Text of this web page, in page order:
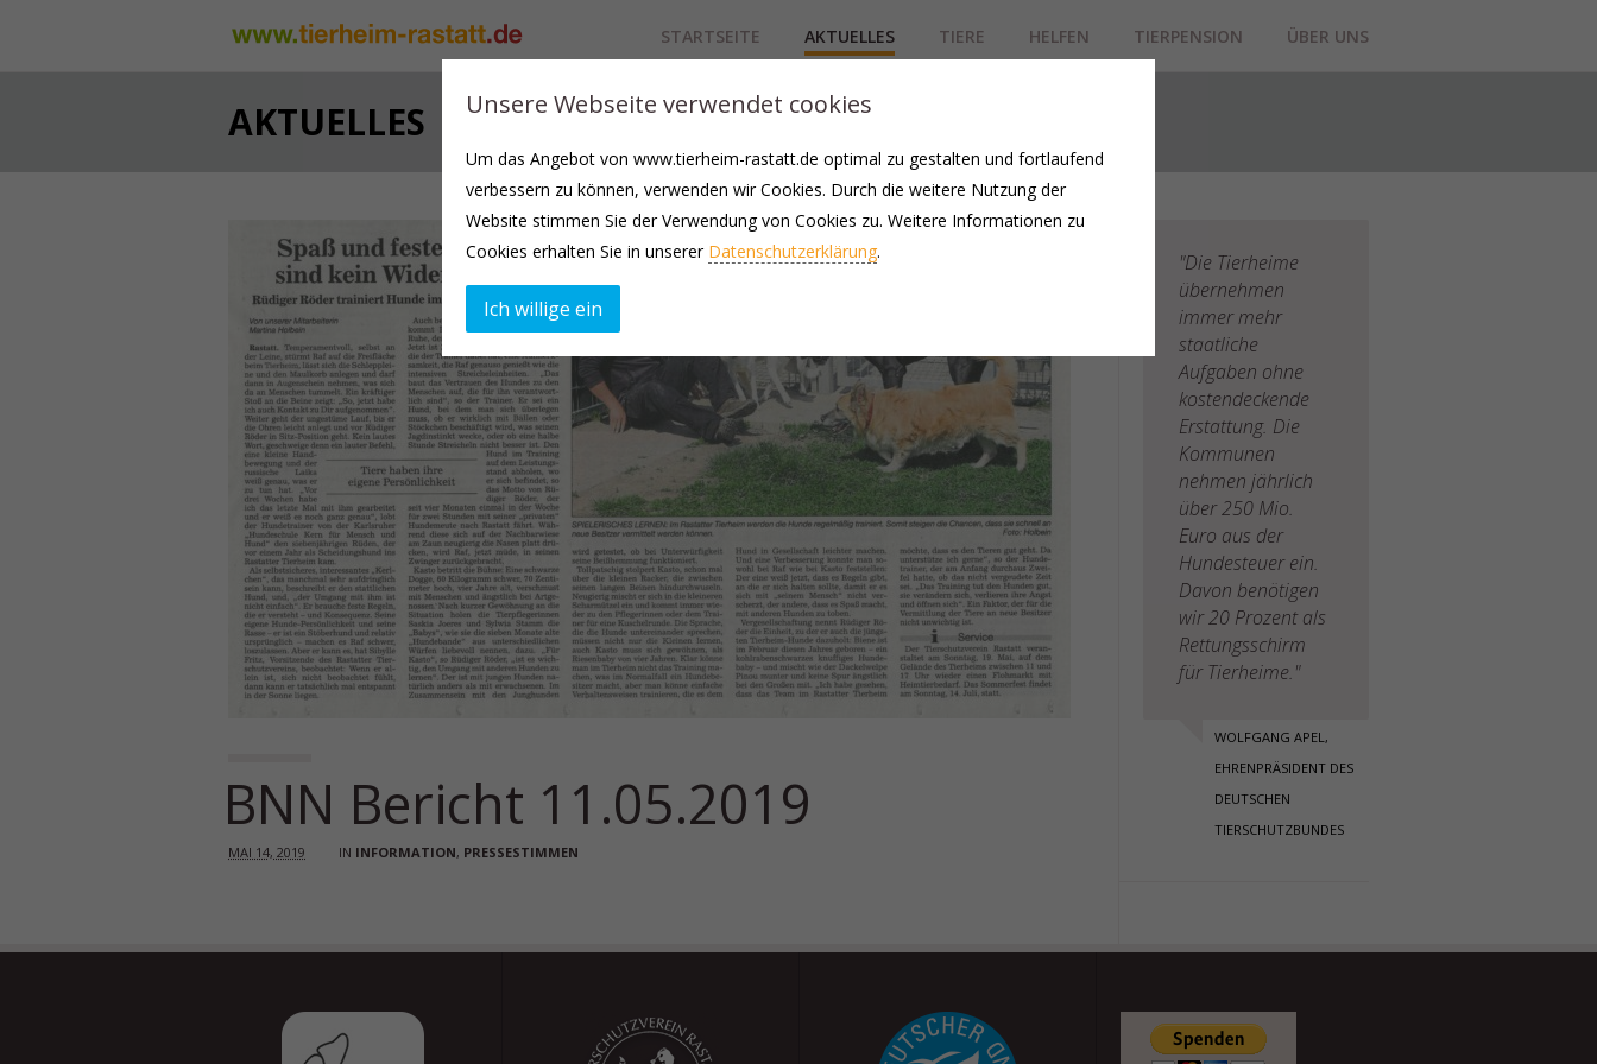
STARTSEITE AKTUELLES TIERE HELFEN TIERPENSION ÜBER UNS
AKTUELLES
BNN Bericht 11.05.2019
MAI 14, 2019 IN INFORMATION, PRESSESTIMMEN
"Die Tierheime
übernehmen
immer mehr
staatliche
Aufgaben ohne
kostendeckende
Erstattung. Die
Kommunen
nehmen jährlich
über 250 Mio.
Euro aus der
Hundesteuer ein.
Davon benötigen
wir 20 Prozent als
Rettungsschirm
für Tierheime."
WOLFGANG APEL,
EHRENPRÄSIDENT DES
DEUTSCHEN
TIERSCHUTZBUNDES
Unsere Webseite verwendet cookies
Um das Angebot von www.tierheim-rastatt.de optimal zu gestalten und fortlaufend
verbessern zu können, verwenden wir Cookies. Durch die weitere Nutzung der
Website stimmen Sie der Verwendung von Cookies zu. Weitere Informationen zu
Cookies erhalten Sie in unserer Datenschutzerklärung.
Ich willige ein